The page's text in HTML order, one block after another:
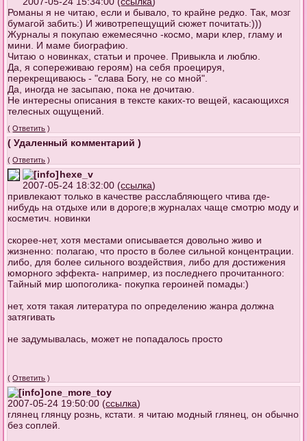
Романы я не читаю, если и бывало, то крайне редко. Так, мозг
бумагой забить:) И животрепещущий сюжет почитать:)))
Журналы я покупаю ежемесячно -космо, мари клер, гламу и
мини. И маме биографию.
Читаю о новинках, статьи и прочее. Привыкла и люблю.
Да, я сопереживаю героям) на себя проецируя,
перекрещиваюсь - "слава Богу, не со мной".
Да, иногда не засыпаю, пока не дочитаю.
Не интересны описания в тексте каких-то вещей, касающихся
телесных ощущений.
(Ответить )
( Удаленный комментарий )
(Ответить )
hexe_v
2007-05-24 18:32:00 (ссылка)
привлекают только в качестве расслабляющего чтива где-
нибудь на отдыхе или в дороге;в журналах чаще смотрю моду и
косметич. новинки
скорее-нет, хотя местами описывается довольно живо и
жизненно: полагаю, что просто в более сильной концентрации.
либо, для более сильного воздействия, либо для достижения
юморного эффекта- например, из последнего прочитанного:
Тайный мир шопоголика- покупка героиней помады:)
нет, хотя такая литература по определению жанра должна
затягивать
не задумывалась, может не попадалось просто
(Ответить )
one_more_toy
2007-05-24 19:50:00 (ссылка)
глянец глянцу рознь, кстати. я читаю модный глянец, он обычно
без соплей.